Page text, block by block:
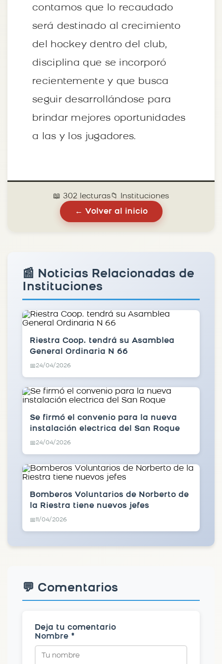
contamos que lo recaudado
será destinado al crecimiento
del hockey dentro del club,
disciplina que se incorporó
recientemente y que busca
seguir desarrollándose para
brindar mejores oportunidades
a las y los jugadores.
📖 302 lecturas📁 Instituciones
← Volver al inicio
📰 Noticias Relacionadas de
Instituciones
Riestra Coop. tendrá su Asamblea
General Ordinaria N 66
📅24/04/2026
Se firmó el convenio para la nueva
instalación electrica del San Roque
📅24/04/2026
Bomberos Voluntarios de Norberto de
la Riestra tiene nuevos jefes
📅11/04/2026
💬 Comentarios
Deja tu comentario
Nombre *